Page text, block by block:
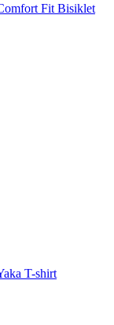
Fit Bisiklet
T-shirt